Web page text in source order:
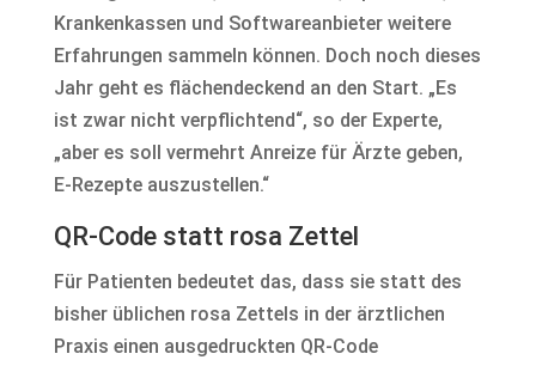
Krankenkassen und Softwareanbieter weitere
Erfahrungen sammeln können. Doch noch dieses
Jahr geht es flächendeckend an den Start. „Es
ist zwar nicht verpflichtend“, so der Experte,
„aber es soll vermehrt Anreize für Ärzte geben,
E-Rezepte auszustellen.“
QR-Code statt rosa Zettel
Für Patienten bedeutet das, dass sie statt des
bisher üblichen rosa Zettels in der ärztlichen
Praxis einen ausgedruckten QR-Code